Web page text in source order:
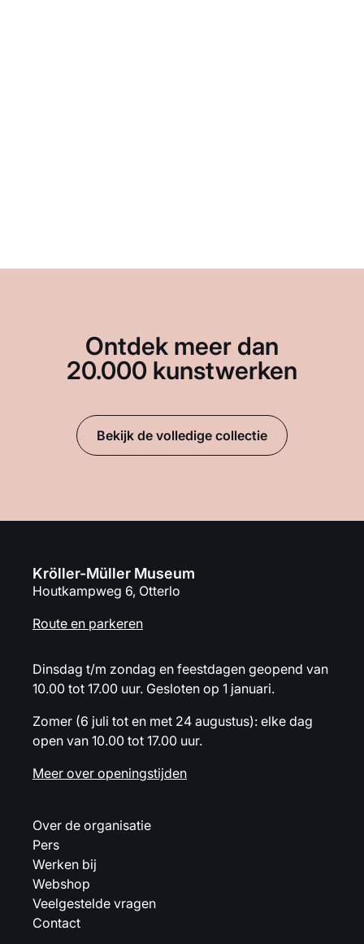
Ontdek meer dan
20.000 kunstwerken
Bekijk de volledige collectie
Kröller-Müller Museum
Houtkampweg 6, Otterlo
Route en parkeren
Dinsdag t/m zondag en feestdagen geopend van
10.00 tot 17.00 uur. Gesloten op 1 januari.
Zomer (6 juli tot en met 24 augustus): elke dag
open van 10.00 tot 17.00 uur.
Meer over openingstijden
Over de organisatie
Pers
Werken bij
Webshop
Veelgestelde vragen
Contact